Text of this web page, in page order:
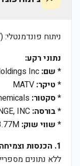
ניתוח פונדמנטלי: Mativ Holdings Inc (MATV)
נתוני רקע:
* שם:
* טיקר:
*סקטור:
*בורסה:
* שווי שוק:
1. הכנסות וצמיחה:
ללא נתונים